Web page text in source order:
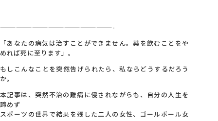
—————————————————————-
「あなたの病気は治すことができません。薬を飲むことをや
めれば死に至ります」。
もしこんなことを突然告げられたら、私ならどうするだろう
か。
本記事は、突然不治の難病に侵されながらも、自分の人生を
諦めず
スポーツの世界で結果を残した二人の女性、ゴールボール女